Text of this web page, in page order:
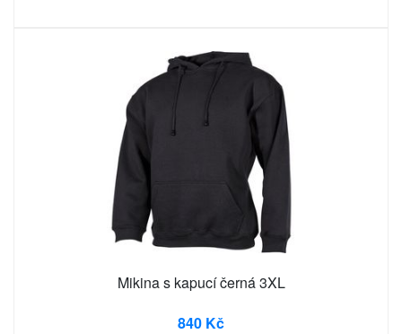
Mikina s kapucí černá 3XL
840 Kč